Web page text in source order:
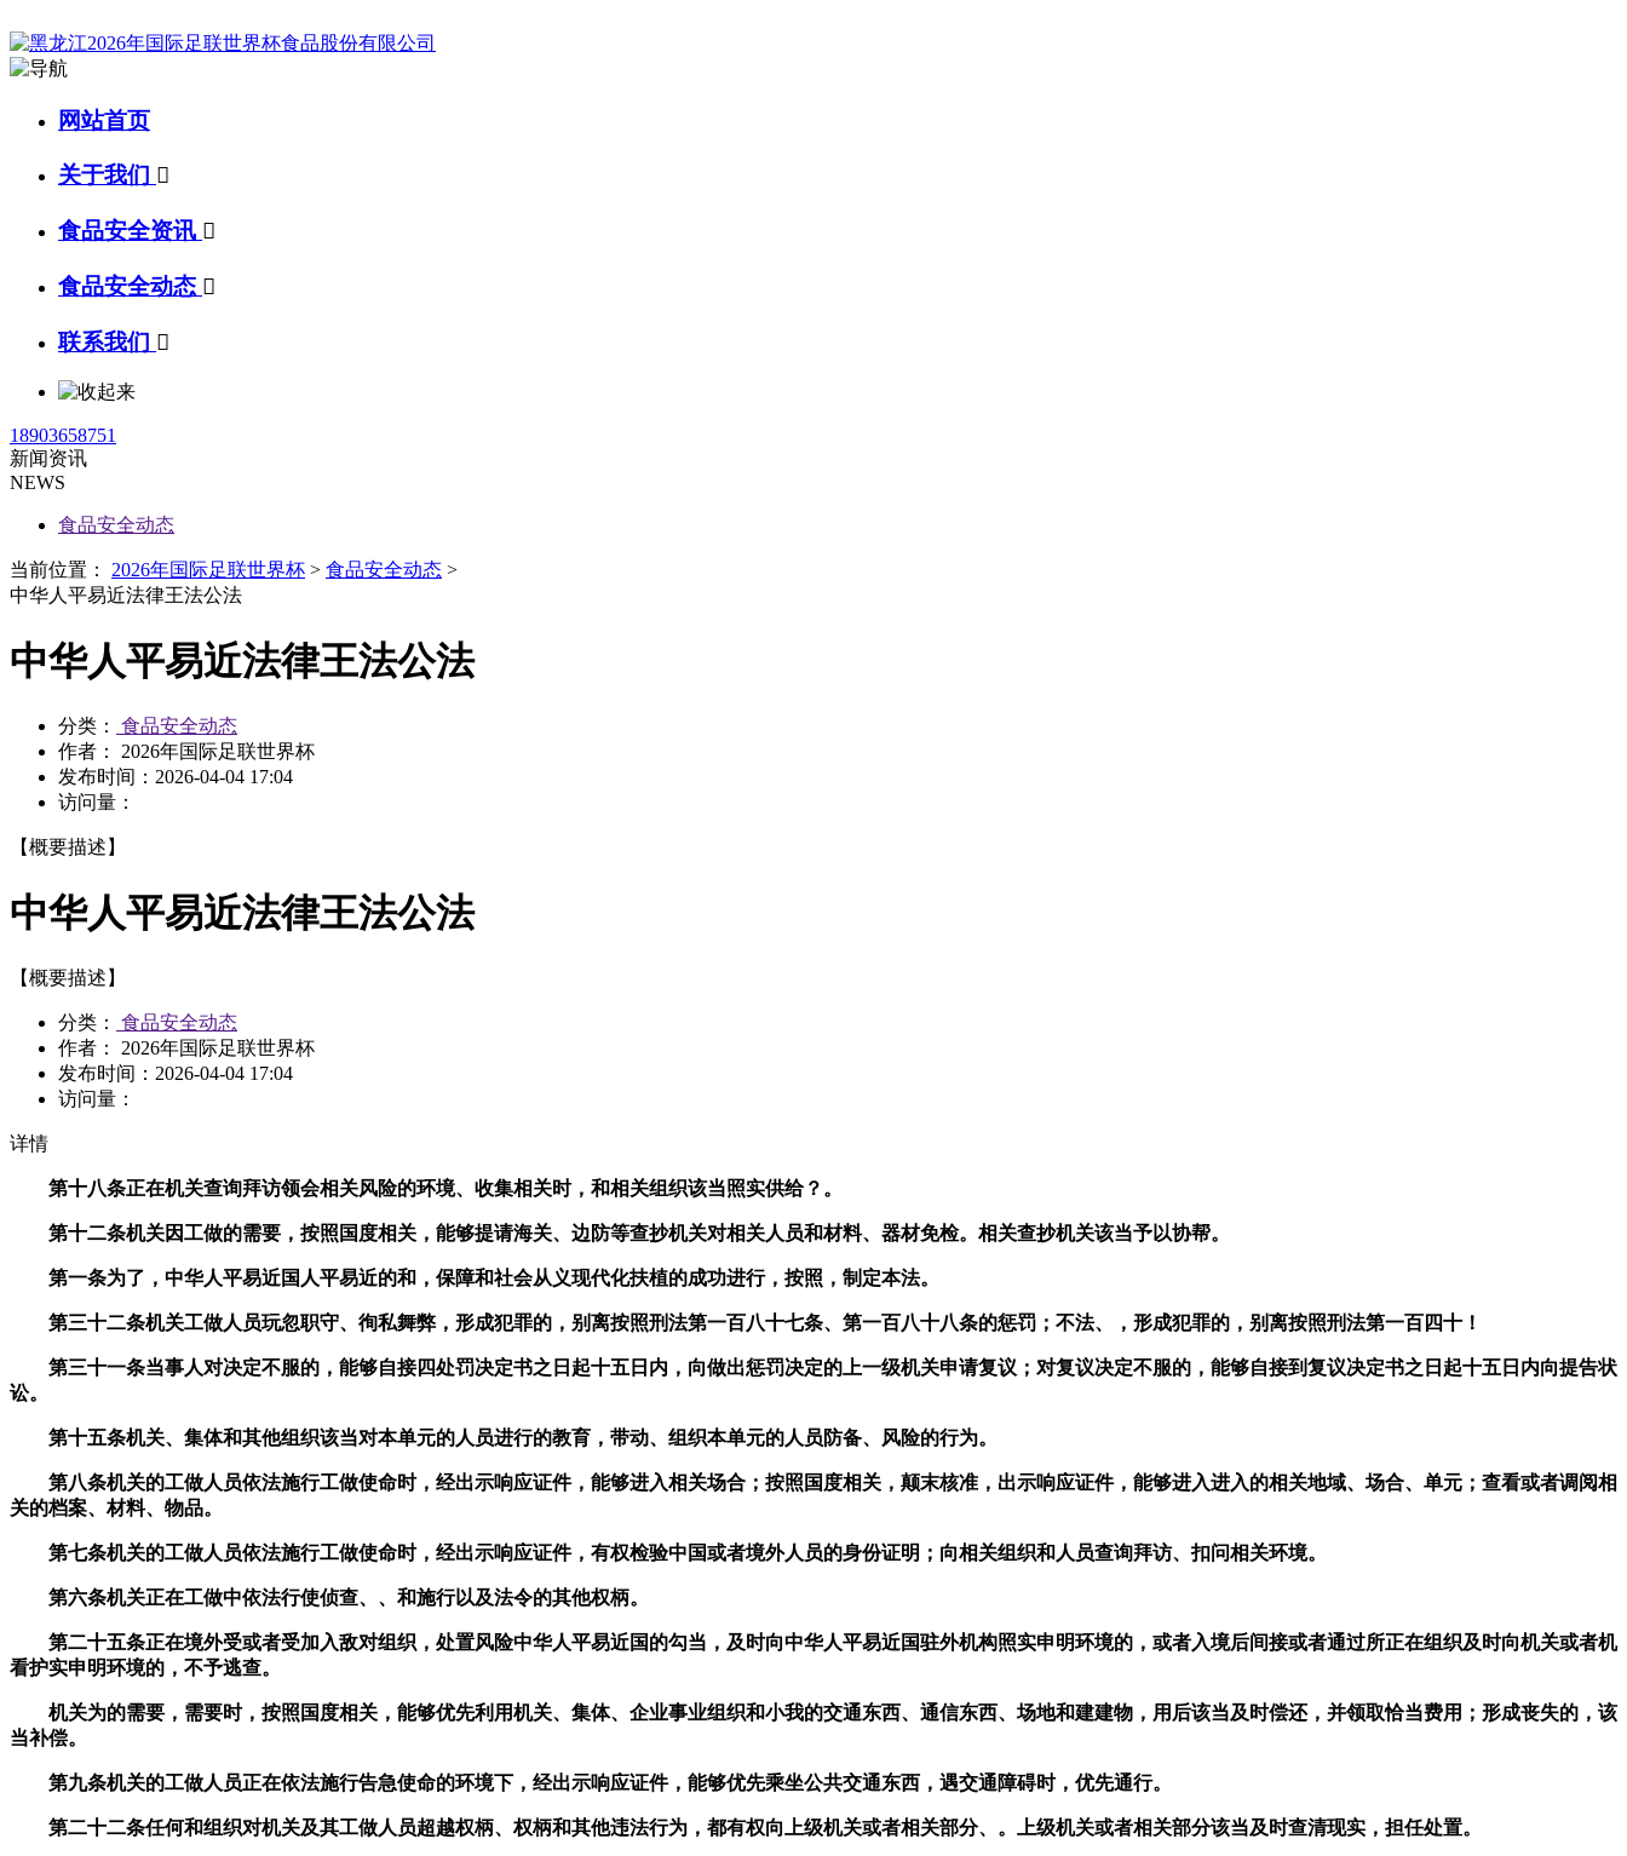
网站首页
关于我们 
食品安全资讯 
食品安全动态 
联系我们 
18903658751
新闻资讯
NEWS
食品安全动态
当前位置： 2026年国际足联世界杯 > 食品安全动态 >
中华人平易近法律王法公法
中华人平易近法律王法公法
分类：
食品安全动态
作者： 2026年国际足联世界杯
发布时间： 2026-04-04 17:04
访问量：
【概要描述】
中华人平易近法律王法公法
【概要描述】
分类：
食品安全动态
作者： 2026年国际足联世界杯
发布时间： 2026-04-04 17:04
访问量：
详情
第十八条正在机关查询拜访领会相关风险的环境、收集相关时，和相关组织该当照实供给？。
第十二条机关因工做的需要，按照国度相关，能够提请海关、边防等查抄机关对相关人员和材料、器材免检。相关查抄机关该当予以协帮。
第一条为了，中华人平易近国人平易近的和，保障和社会从义现代化扶植的成功进行，按照，制定本法。
第三十二条机关工做人员玩忽职守、徇私舞弊，形成犯罪的，别离按照刑法第一百八十七条、第一百八十八条的惩罚；不法、，形成犯罪的，别离按照刑法第一百四十！
第三十一条当事人对决定不服的，能够自接四处罚决定书之日起十五日内，向做出惩罚决定的上一级机关申请复议；对复议决定不服的，能够自接到复议决定书之日起十五日内向提告状
讼。
第十五条机关、集体和其他组织该当对本单元的人员进行的教育，带动、组织本单元的人员防备、风险的行为。
第八条机关的工做人员依法施行工做使命时，经出示响应证件，能够进入相关场合；按照国度相关，颠末核准，出示响应证件，能够进入进入的相关地域、场合、单元；查看或者调阅相
关的档案、材料、物品。
第七条机关的工做人员依法施行工做使命时，经出示响应证件，有权检验中国或者境外人员的身份证明；向相关组织和人员查询拜访、扣问相关环境。
第六条机关正在工做中依法行使侦查、、和施行以及法令的其他权柄。
第二十五条正在境外受或者受加入敌对组织，处置风险中华人平易近国的勾当，及时向中华人平易近国驻外机构照实申明环境的，或者入境后间接或者通过所正在组织及时向机关或者机
看护实申明环境的，不予逃查。
机关为的需要，需要时，按照国度相关，能够优先利用机关、集体、企业事业组织和小我的交通东西、通信东西、场地和建建物，用后该当及时偿还，并领取恰当费用；形成丧失的，该
当补偿。
第九条机关的工做人员正在依法施行告急使命的环境下，经出示响应证件，能够优先乘坐公共交通东西，遇交通障碍时，优先通行。
第二十二条任何和组织对机关及其工做人员超越权柄、权柄和其他违法行为，都有权向上级机关或者相关部分、。上级机关或者相关部分该当及时查清现实，担任处置。